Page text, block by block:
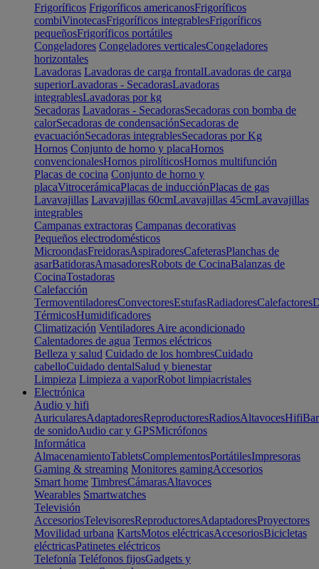
Frigoríficos Frigoríficos americanosFrigoríficos
combiVinotecasFrigoríficos integrablesFrigoríficos
pequeñosFrigoríficos portátiles
Congeladores Congeladores verticalesCongeladores
horizontales
Lavadoras Lavadoras de carga frontalLavadoras de carga
superiorLavadoras - SecadorasLavadoras
integrablesLavadoras por kg
Secadoras Lavadoras - SecadorasSecadoras con bomba de
calorSecadoras de condensaciónSecadoras de
evacuaciónSecadoras integrablesSecadoras por Kg
Hornos Conjunto de horno y placaHornos
convencionalesHornos pirolíticosHornos multifunción
Placas de cocina Conjunto de horno y
placaVitrocerámicaPlacas de inducciónPlacas de gas
Lavavajillas Lavavajillas 60cmLavavajillas 45cmLavavajillas
integrables
Campanas extractoras Campanas decorativas
Pequeños electrodomésticos
MicroondasFreidorasAspiradoresCafeterasPlanchas de
asarBatidorasAmasadoresRobots de CocinaBalanzas de
CocinaTostadoras
Calefacción
TermoventiladoresConvectoresEstufasRadiadoresCalefactores
TérmicosHumidificadores
Climatización Ventiladores Aire acondicionado
Calentadores de agua Termos eléctricos
Belleza y salud Cuidado de los hombresCuidado
cabelloCuidado dentalSalud y bienestar
Limpieza Limpieza a vaporRobot limpiacristales
Electrónica
Audio y hifi
AuricularesAdaptadoresReproductoresRadiosAltavocesHifi
de sonidoAudio car y GPSMicrófonos
Informática
AlmacenamientoTabletsComplementosPortátilesImpresoras
Gaming & streaming Monitores gamingAccesorios
Smart home TimbresCámarasAltavoces
Wearables Smartwatches
Televisión
AccesoriosTelevisoresReproductoresAdaptadoresProyectores
Movilidad urbana KartsMotos eléctricasAccesoriosBicicletas
eléctricasPatinetes eléctricos
Telefonía Teléfonos fijosGadgets y